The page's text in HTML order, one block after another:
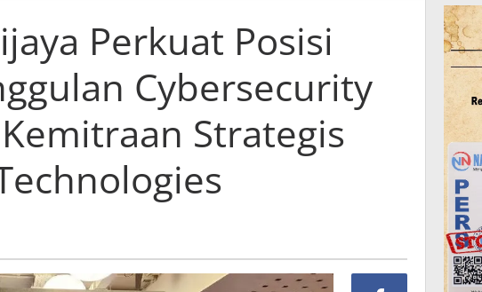
Perkuat Posisi
Cybersecurity
Strategis